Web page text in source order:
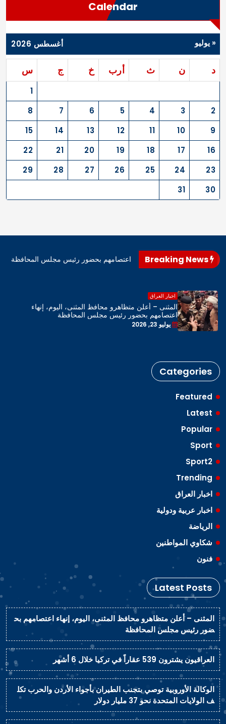
Calendar
أغسطس 2026
د ن ث أرب خ ج س
1
2
3
4
5
6
7
8
9
10
11
12
13
14
15
16
17
18
19
20
21
22
23
24
25
26
27
28
29
30
31
« يوليو
محافظ المثنى، اليوم، إنهاء اعتصامهم بحضور رئيس مجلس المحافظة
اخبار العراق
المثنى – أعلن متظاهرو محافظ المثنى، اليوم، إنهاء
اعتصامهم بحضور رئيس مجلس المحافظة
يوليو 23, 2026
Categories
Featured
Latest
Popular
Sport
Sport2
Trending
اخبار العراق
اخبار عربية ودولية
الرياضة
شكاوي المواطنين
فنون
Latest Posts
المثنى – أعلن متظاهرو محافظ المثنى، اليوم، إنهاء اعتصامهم بح
ضور رئيس مجلس المحافظة
العراقيون يشترون 539 عقاراً في تركيا خلال 6 أشهر
الوكالة الأوروبية توصي بتجنب الطيران بأجواء الأردن والحرب تكل
ف الولايات المتحدة نحو 37 مليار دولار